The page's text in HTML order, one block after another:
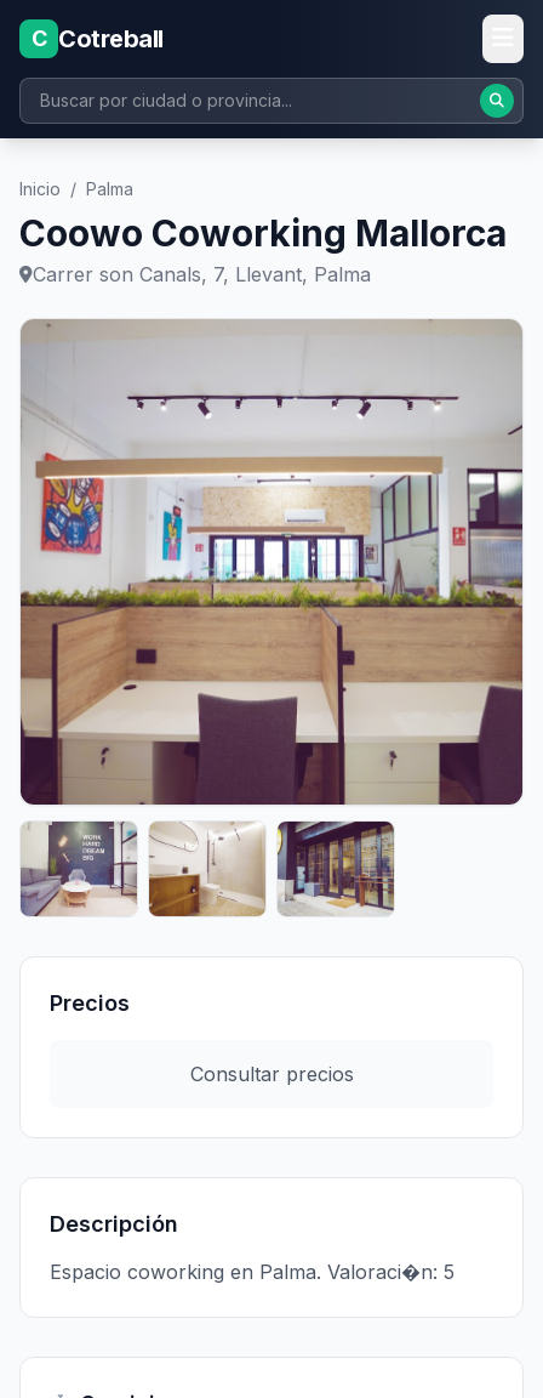
C Cotreball
Inicio / Palma
Coowo Coworking Mallorca
Carrer son Canals, 7, Llevant, Palma
Precios
Consultar precios
Descripción
Espacio coworking en Palma. Valoraci�n: 5